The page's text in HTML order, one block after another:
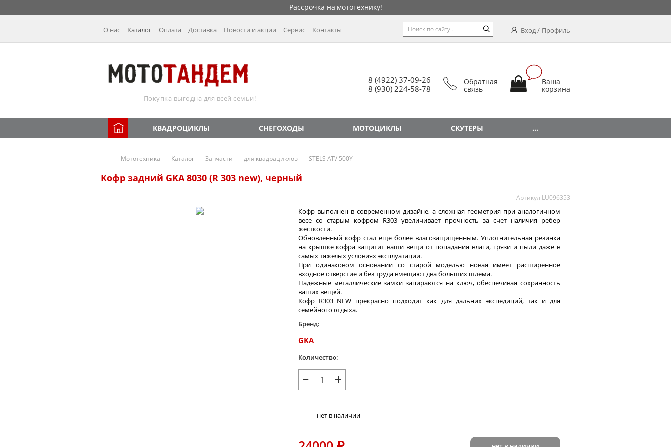
Рассрочка на мототехнику!
Вход Профиль
О нас Каталог Оплата Доставка Новости и акции Сервис Контакты
Ваша
корзина
Обратная
связь
8 (4922) 37-09-26
8 (930) 224-58-78
Покупка выгодна для всей семьи!
КВАДРОЦИКЛЫ СНЕГОХОДЫ МОТОЦИКЛЫ СКУТЕРЫ ...
Мототехника Каталог Запчасти для квадрациклов STELS ATV 500Y
Кофр задний GKA 8030 (R 303 new), черный
Артикул LU096353
Кофр выполнен в современном дизайне, а сложная геометрия при аналогичном
весе со старым кофром R303 увеличивает прочность за счет наличия ребер
жесткости.
Обновленный кофр стал еще более влагозащищенным. Уплотнительная резинка
на крышке кофра защитит ваши вещи от попадания влаги, грязи и пыли даже в
самых тяжелых условиях эксплуатации.
При одинаковом основании со старой моделью новая имеет расширенное
входное отверстие и без труда вмещают два больших шлема.
Надежные металлические замки запираются на ключ, обеспечивая сохранность
ваших вещей.
Кофр R303 NEW прекрасно подходит как для дальних экспедиций, так и для
семейного отдыха.
Бренд:
GKA
Количество:
− +
нет в наличии